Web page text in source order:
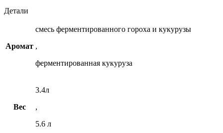
Детали
Аромат
смесь ферментированного гороха и кукурузы
,
ферментированная кукуруза
Вес
3.4л
,
5.6 л